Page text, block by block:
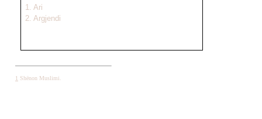
1. Ari
2. Argjendi
1 Shënon Muslimi.